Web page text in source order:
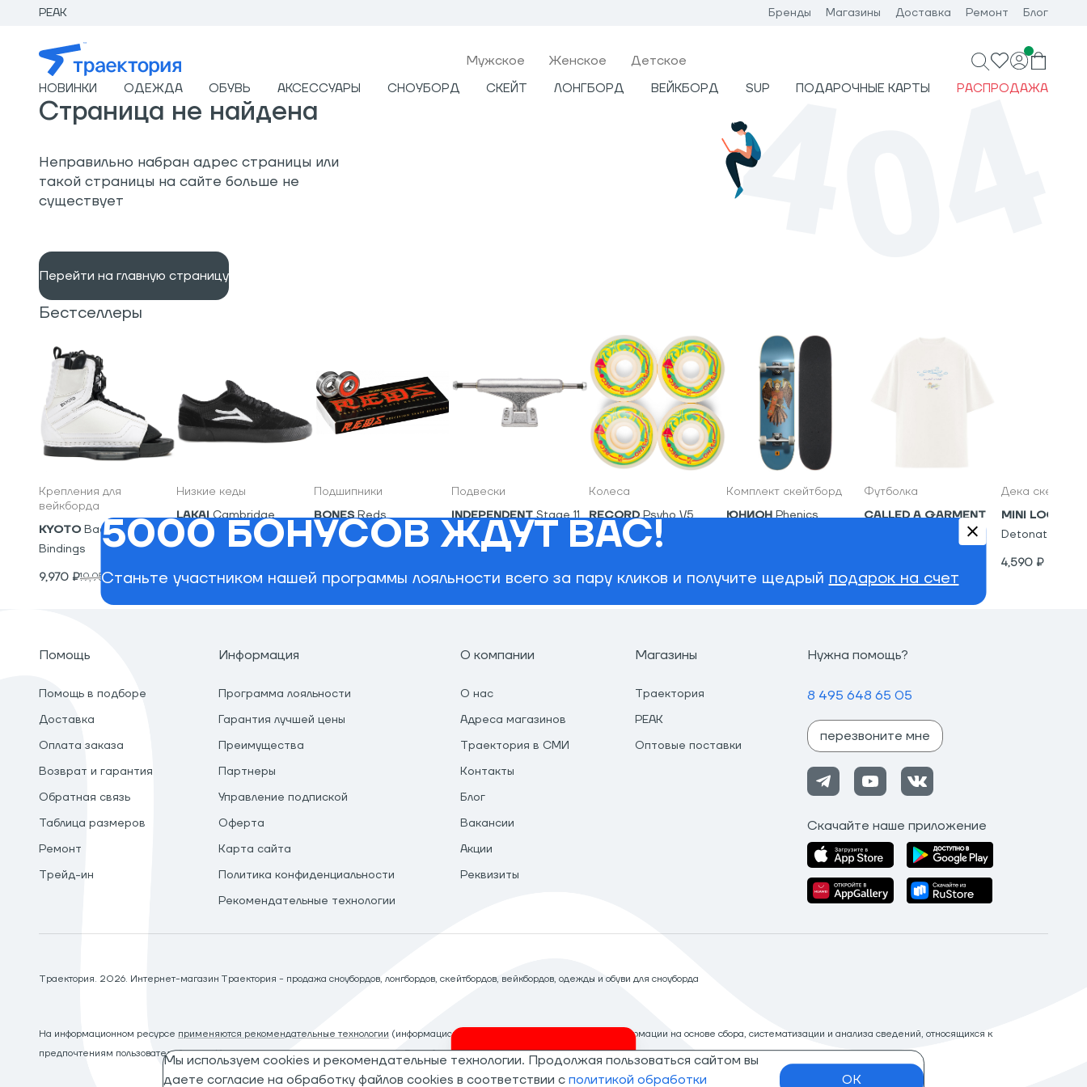
PEAK Бренды Магазины Доставка Ремонт Блог
Мужcкое Женское Детское
НОВИНКИ ОДЕЖДА ОБУВЬ АКСЕССУАРЫ СНОУБОРД СКЕЙТ ЛОНГБОРД ВЕЙКБОРД SUP ПОДАРОЧНЫЕ КАРТЫ РАСПРОДАЖА
Страница не найдена
Неправильно набран адрес страницы или
такой страницы на сайте больше не
существует
Перейти на главную страницу
Бестселлеры
Крепления для
вейкборда
KYOTO Backyard
Bindings
9,970 ₽19,950₽
Низкие кеды
LAKAI Cambridge
5,600₽
Подшипники
BONES Reds
2,400₽
Подвески
INDEPENDENT Stage 11
Standard (пара)
Колеса
RECORD Psyho V5
Wheels
Комплект скейтборд
ЮНИОН Phenics
Футболка
CALLED A GARMENT
Doodle Chump T-shirt
Дека
MINI LOGO
Detonator
4,590 ₽
Invalid csrf token
5000 БОНУСОВ ЖДУТ ВАС!
Станьте участником нашей программы лояльности всего за пару кликов и получите щедрый подарок на счет
Мы используем cookies и рекомендательные технологии. Продолжая пользоваться сайтом вы
даете согласие на обработку файлов cookies в соответствии с политикой обработки OK
Помощь
Помощь в подборе
Доставка
Оплата заказа
Возврат и гарантия
Обратная связь
Таблица размеров
Ремонт
Трейд-ин
Информация
Программа лояльности
Гарантия лучшей цены
Преимущества
Партнеры
Управление подпиской
Оферта
Карта сайта
Политика конфиденциальности
Рекомендательные технологии
О компании
О нас
Адреса магазинов
Траектория в СМИ
Контакты
Блог
Вакансии
Акции
Реквизиты
Магазины
Траектория
PEAK
Оптовые поставки
Нужна помощь?
8 495 648 65 05
перезвоните мне
Скачайте наше приложение
Траектория. 2026. Интернет-магазин Траектория - продажа сноубордов, лонгбордов, скейтбордов, вейкбордов, одежды и обуви для сноуборда
На информационном ресурсе применяются рекомендательные технологии (информационные технологии предоставления информации на основе сбора, систематизации и анализа сведений, относящихся к
предпочтениям пользователей сети «Интернет», находящихся на территории Российской Федерации)